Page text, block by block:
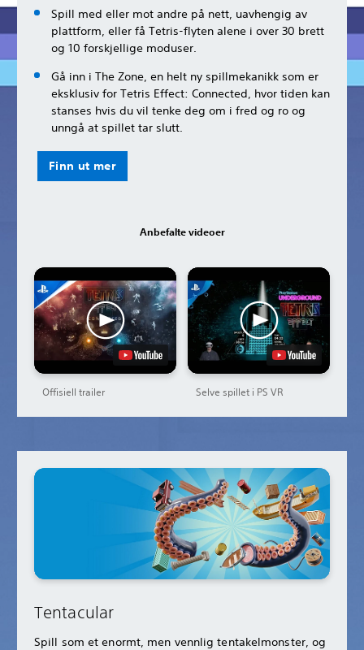
Spill med eller mot andre på nett, uavhengig av
plattform, eller få Tetris-flyten alene i over 30 brett
og 10 forskjellige moduser.
Gå inn i The Zone, en helt ny spillmekanikk som er
eksklusiv for Tetris Effect: Connected, hvor tiden kan
stanses hvis du vil tenke deg om i fred og ro og
unngå at spillet tar slutt.
Finn ut mer
Anbefalte videoer
Offisiell trailer Selve spillet i PS VR
Tentacular
Spill som et enormt, men vennlig tentakelmonster, og